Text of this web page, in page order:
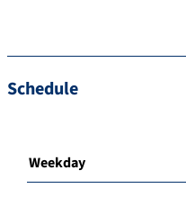
Schedule
Weekday